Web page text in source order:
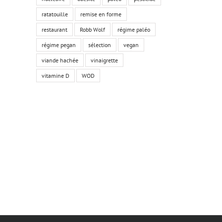
ratatouille remise en forme
restaurant Robb Wolf régime paléo
régime pegan sélection vegan
viande hachée vinaigrette
vitamine D WOD